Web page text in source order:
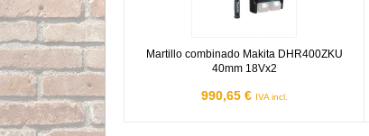
Martillo combinado Makita DHR400ZKU
40mm 18Vx2
990,65 € IVA incl.